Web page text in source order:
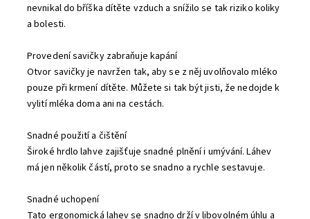
nevnikal do bříška dítěte vzduch a snížilo se tak riziko koliky
a bolesti.
Provedení savičky zabraňuje kapání
Otvor savičky je navržen tak, aby se z něj uvolňovalo mléko
pouze při krmení dítěte. Můžete si tak být jisti, že nedojde k
vylití mléka doma ani na cestách.
Snadné použití a čištění
Široké hrdlo lahve zajišťuje snadné plnění i umývání. Láhev
má jen několik částí, proto se snadno a rychle sestavuje.
Snadné uchopení
Tato ergonomická lahev se snadno drží v libovolném úhlu a